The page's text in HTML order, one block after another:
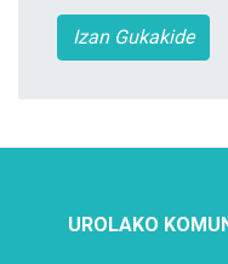
Izan Gukakide
UROLAKO